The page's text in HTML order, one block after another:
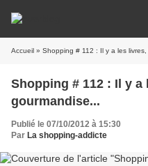
Accueil » Shopping # 112 : Il y a les
Shopping # 112 : Il y
gourmandise...
Publié le 07/10/2012 à 15:30
Par La shopping-addicte